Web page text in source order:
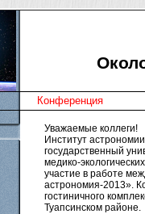
Конференция
Уважаемые коллеги!
Институт
государственный
медико-
участие в работе
астрономия-2013».
гостиничного
Туапсинском районе.